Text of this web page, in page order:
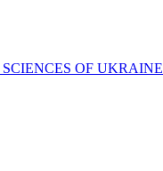
OF UKRAINE